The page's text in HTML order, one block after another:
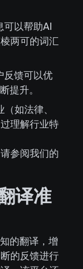
可以帮助AI
两可的词汇
反馈可以优
提升。
如法律、
理解行业特
参阅我们的
译准
的翻译，增
的反馈进行